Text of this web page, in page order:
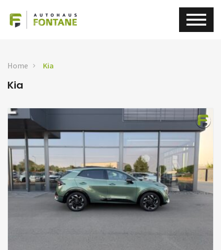
Home Kia
Kia